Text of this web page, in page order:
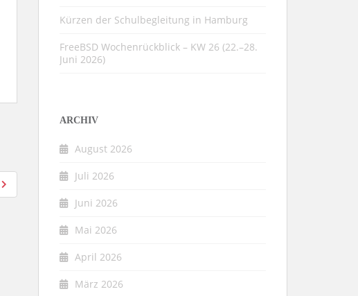
Kürzen der Schulbegleitung in Hamburg
FreeBSD Wochenrückblick – KW 26 (22.–28.
Juni 2026)
ARCHIV
August 2026
Juli 2026
Juni 2026
Mai 2026
April 2026
März 2026